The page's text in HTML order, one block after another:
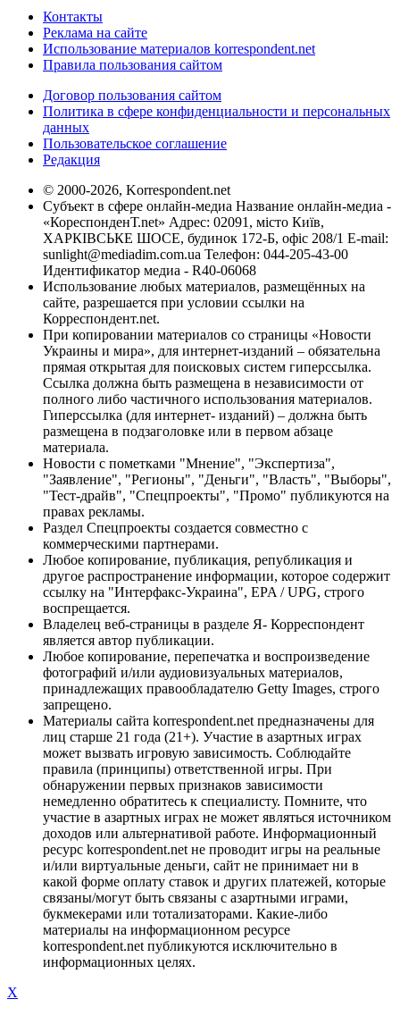
Контакты
Реклама на сайте
Использование материалов korrespondent.net
Правила пользования сайтом
Договор пользования сайтом
Политика в сфере конфиденциальности и персональных
данных
Пользовательское соглашение
Редакция
© 2000-2026, Korrespondent.net
Субъект в сфере онлайн-медиа Название онлайн-медиа -
«КореспонденТ.net» Адрес: 02091, місто Київ,
ХАРКІВСЬКЕ ШОСЕ, будинок 172-Б, офіс 208/1 E-mail:
sunlight@mediadim.com.ua Телефон: 044-205-43-00
Идентификатор медиа - R40-06068
Использование любых материалов, размещённых на
сайте, разрешается при условии ссылки на
Корреспондент.net.
При копировании материалов со страницы «Новости
Украины и мира», для интернет-изданий – обязательна
прямая открытая для поисковых систем гиперссылка.
Ссылка должна быть размещена в независимости от
полного либо частичного использования материалов.
Гиперссылка (для интернет- изданий) – должна быть
размещена в подзаголовке или в первом абзаце
материала.
Новости с пометками "Мнение", "Экспертиза",
"Заявление", "Регионы", "Деньги", "Власть", "Выборы",
"Тест-драйв", "Спецпроекты", "Промо" публикуются на
правах рекламы.
Раздел Спецпроекты создается совместно с
коммерческими партнерами.
Любое копирование, публикация, републикация и
другое распространение информации, которое содержит
ссылку на "Интерфакс-Украина", EPA / UPG, строго
воспрещается.
Владелец веб-страницы в разделе Я- Корреспондент
является автор публикации.
Любое копирование, перепечатка и воспроизведение
фотографий и/или аудиовизуальных материалов,
принадлежащих правообладателю Getty Images, строго
запрещено.
Материалы сайта korrespondent.net предназначены для
лиц старше 21 года (21+). Участие в азартных играх
может вызвать игровую зависимость. Соблюдайте
правила (принципы) ответственной игры. При
обнаружении первых признаков зависимости
немедленно обратитесь к специалисту. Помните, что
участие в азартных играх не может являться источником
доходов или альтернативой работе. Информационный
ресурс korrespondent.net не проводит игры на реальные
и/или виртуальные деньги, сайт не принимает ни в
какой форме оплату ставок и других платежей, которые
связаны/могут быть связаны с азартными играми,
букмекерами или тотализаторами. Какие-либо
материалы на информационном ресурсе
korrespondent.net публикуются исключительно в
информационных целях.
X